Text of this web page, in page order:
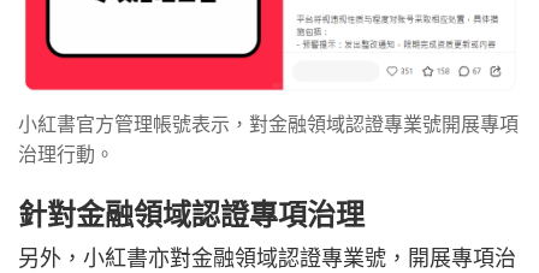
小紅書官方管理帳號表示，對金融領域認證專業號開展專項
治理行動。
針對金融領域認證專項治理
另外，小紅書亦對金融領域認證專業號，開展專項治